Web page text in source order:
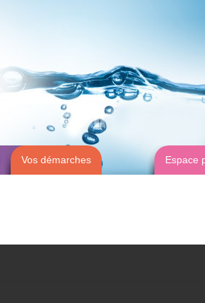
Vos démarches Espace